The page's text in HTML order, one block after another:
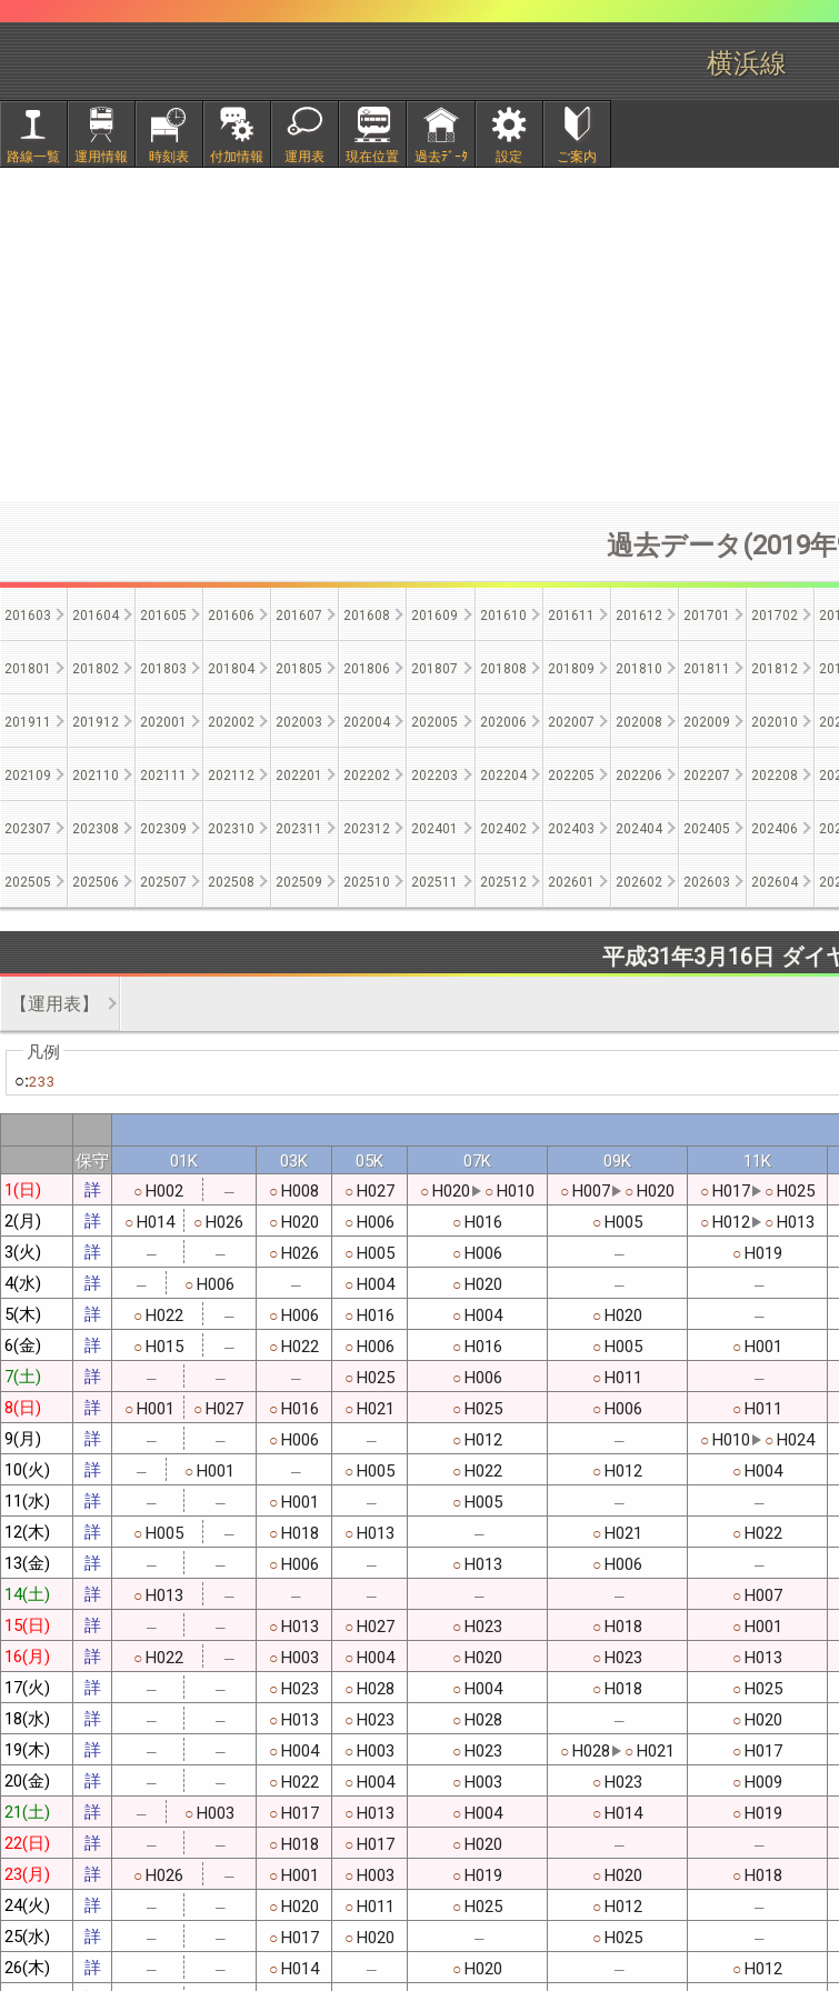
横浜線
路線一覧 運用情報 時刻表 付加情報 運用表 現在位置 過去ﾃﾞｰﾀ 設定 ご案内
過去データ(2019
201603 201604 201605 201606 201607 201608 201609 201610 201611 201612 201701 201702
201801 201802 201803 201804 201805 201806 201807 201808 201809 201810 201811 201812
201911 201912 202001 202002 202003 202004 202005 202006 202007 202008 202009 202010
202109 202110 202111 202112 202201 202202 202203 202204 202205 202206 202207 202208
202307 202308 202309 202310 202311 202312 202401 202402 202403 202404 202405 202406
202505 202506 202507 202508 202509 202510 202511 202512 202601 202602 202603 202604
平成31年3月16日 ダイ
【運用表】
○:233
保守 01K 03K 05K 07K 09K 11K
1(日)
詳 ○H002 ─ ○H008 ○H027 ○H020 ○H010 ○H007 ○H020 ○H017 ○H025
2(月)
詳 ○H014 ○H026 ○H020 ○H006 ○H016 ○H005 ○H012 ○H013
3(火)
詳 ─ ─ ○H026 ○H005 ○H006 ─ ○H019
4(水)
詳 ─ ○H006 ─ ○H004 ○H020 ─ ─
5(木)
詳 ○H022 ─ ○H006 ○H016 ○H004 ○H020 ─
6(金)
詳 ○H015 ─ ○H022 ○H006 ○H016 ○H005 ○H001
7(土)
詳 ─ ─ ─ ○H025 ○H006 ○H011 ─
8(日)
詳 ○H001 ○H027 ○H016 ○H021 ○H025 ○H006 ○H011
9(月)
詳 ─ ─ ○H006 ─ ○H012 ─ ○H010 ○H024
10(火) 詳 ─ ○H001 ─ ○H005 ○H022 ○H012 ○H004
11(水)
詳 ─ ─ ○H001 ─ ○H005 ─ ─
12(木)
詳 ○H005 ─ ○H018 ○H013 ─ ○H021 ○H022
13(金)
詳 ─ ─ ○H006 ─ ○H013 ○H006 ─
14(土)
詳 ○H013 ─ ─ ─ ─ ─ ○H007
15(日)
詳 ─ ─ ○H013 ○H027 ○H023 ○H018 ○H001
16(月)
詳 ○H022 ─ ○H003 ○H004 ○H020 ○H023 ○H013
17(火)
詳 ─ ─ ○H023 ○H028 ○H004 ○H018 ○H025
18(水)
詳 ─ ─ ○H013 ○H023 ○H028 ─ ○H020
19(木)
詳 ─ ─ ○H004 ○H003 ○H023 ○H028 ○H021 ○H017
20(金)
詳 ─ ─ ○H022 ○H004 ○H003 ○H023 ○H009
21(土)
詳 ─ ○H003 ○H017 ○H013 ○H004 ○H014 ○H019
22(日)
詳 ─ ─ ○H018 ○H017 ○H020 ─ ─
23(月) 詳 ○H026 ─ ○H001 ○H003 ○H019 ○H020 ○H018
24(火)
詳 ─ ─ ○H020 ○H011 ○H025 ○H012 ─
25(水) 詳 ─ ─ ○H017 ○H020 ─ ○H025 ─
26(木) 詳 ─ ─ ○H014 ─ ○H020 ─ ○H012